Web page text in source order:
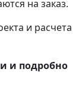
на заказ.
и расчета
и подробно